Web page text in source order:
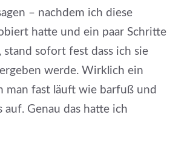
– nachdem ich diese
hatte und ein paar Schritte
stand sofort fest dass ich sie
werde. Wirklich ein
man fast läuft wie barfuß und
auf. Genau das hatte ich